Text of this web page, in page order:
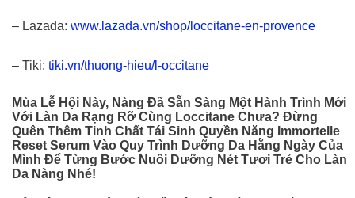
– Lazada: www.lazada.vn/shop/loccitane-en-provence
– Tiki: tiki.vn/thuong-hieu/l-occitane
Mùa Lễ Hội Này, Nàng Đã Sẵn Sàng Một Hành Trình Mới
Với Làn Da Rạng Rỡ Cùng Loccitane Chưa? Đừng
Quên Thêm Tinh Chất Tái Sinh Quyền Năng Immortelle
Reset Serum Vào Quy Trình Dưỡng Da Hằng Ngày Của
Mình Để Từng Bước Nuôi Dưỡng Nét Tươi Trẻ Cho Làn
Da Nàng Nhé!